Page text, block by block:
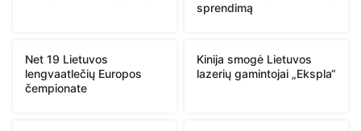
sprendimą
Net 19 Lietuvos
lengvaatlečių Europos
čempionate
Kinija smogė Lietuvos
lazerių gamintojai „Ekspla“